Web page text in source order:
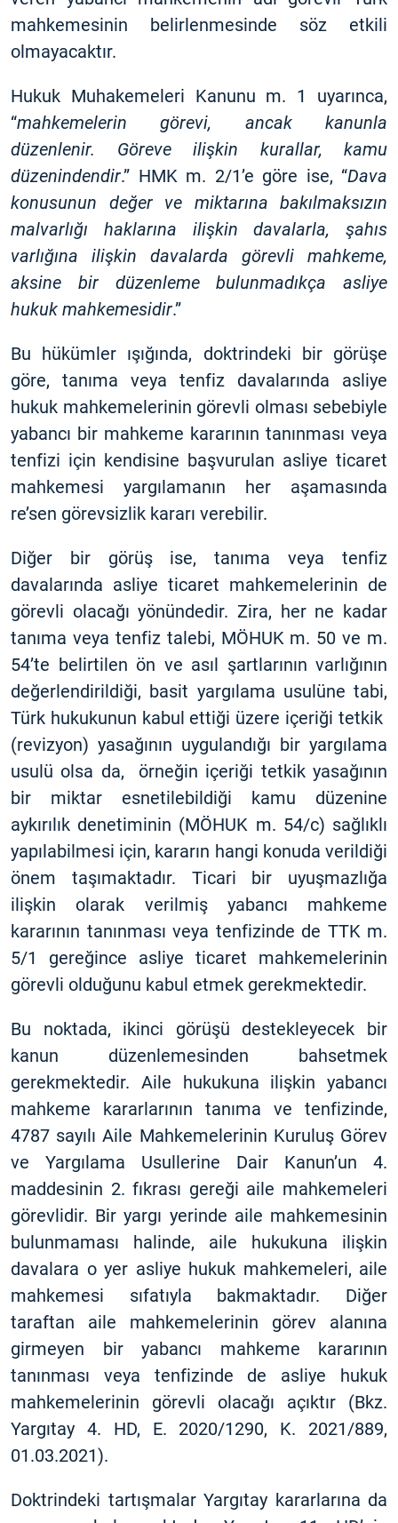
mahkemesinin belirlenmesinde söz etkili
olmayacaktır.
Hukuk Muhakemeleri Kanunu m. 1 uyarınca,
“mahkemelerin görevi, ancak kanunla
düzenlenir. Göreve ilişkin kurallar, kamu
düzenindendir.” HMK m. 2/1’e göre ise, “Dava
konusunun değer ve miktarına bakılmaksızın
malvarlığı haklarına ilişkin davalarla, şahıs
varlığına ilişkin davalarda görevli mahkeme,
aksine bir düzenleme bulunmadıkça asliye
hukuk mahkemesidir.”
Bu hükümler ışığında, doktrindeki bir görüşe
göre, tanıma veya tenfiz davalarında asliye
hukuk mahkemelerinin görevli olması sebebiyle
yabancı bir mahkeme kararının tanınması veya
tenfizi için kendisine başvurulan asliye ticaret
mahkemesi yargılamanın her aşamasında
re’sen görevsizlik kararı verebilir.
Diğer bir görüş ise, tanıma veya tenfiz
davalarında asliye ticaret mahkemelerinin de
görevli olacağı yönündedir. Zira, her ne kadar
tanıma veya tenfiz talebi, MÖHUK m. 50 ve m.
54’te belirtilen ön ve asıl şartlarının varlığının
değerlendirildiği, basit yargılama usulüne tabi,
Türk hukukunun kabul ettiği üzere içeriği tetkik
(revizyon) yasağının uygulandığı bir yargılama
usulü olsa da, örneğin içeriği tetkik yasağının
bir miktar esnetilebildiği kamu düzenine
aykırılık denetiminin (MÖHUK m. 54/c) sağlıklı
yapılabilmesi için, kararın hangi konuda verildiği
önem taşımaktadır. Ticari bir uyuşmazlığa
ilişkin olarak verilmiş yabancı mahkeme
kararının tanınması veya tenfizinde de TTK m.
5/1 gereğince asliye ticaret mahkemelerinin
görevli olduğunu kabul etmek gerekmektedir.
Bu noktada, ikinci görüşü destekleyecek bir
kanun düzenlemesinden bahsetmek
gerekmektedir. Aile hukukuna ilişkin yabancı
mahkeme kararlarının tanıma ve tenfizinde,
4787 sayılı Aile Mahkemelerinin Kuruluş Görev
ve Yargılama Usullerine Dair Kanun’un 4.
maddesinin 2. fıkrası gereği aile mahkemeleri
görevlidir. Bir yargı yerinde aile mahkemesinin
bulunmaması halinde, aile hukukuna ilişkin
davalara o yer asliye hukuk mahkemeleri, aile
mahkemesi sıfatıyla bakmaktadır. Diğer
taraftan aile mahkemelerinin görev alanına
girmeyen bir yabancı mahkeme kararının
tanınması veya tenfizinde de asliye hukuk
mahkemelerinin görevli olacağı açıktır (Bkz.
Yargıtay 4. HD, E. 2020/1290, K. 2021/889,
01.03.2021).
Doktrindeki tartışmalar Yargıtay kararlarına da